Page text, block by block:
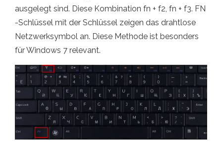
ausgelegt sind. Diese Kombination fn + f2, fn + f3. FN
-Schlüssel mit der Schlüssel zeigen das drahtlose
Netzwerksymbol an. Diese Methode ist besonders
für Windows 7 relevant.